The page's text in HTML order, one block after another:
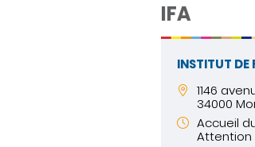
IFA
INSTITUT DE
1146
34000
Accueil
Attention